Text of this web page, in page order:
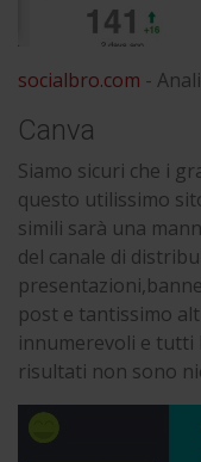
socialbro.com -
Canva
Siamo sicuri che i
questo utilissimo
simili sarà una
del canale di
post e tantissimo
innumerevoli e tutti
risultati non sono